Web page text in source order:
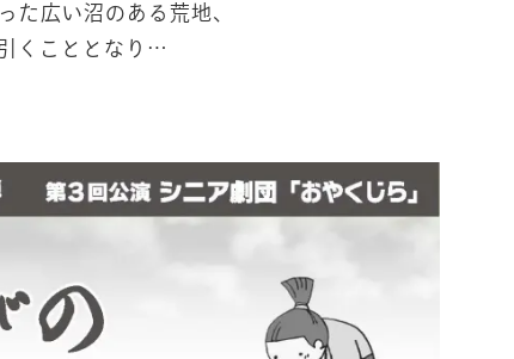
た広い沼のある荒地、
くこととなり…